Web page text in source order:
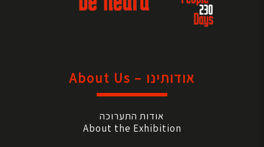
אודותינו – About Us
אודות התערוכה
About the Exhibition